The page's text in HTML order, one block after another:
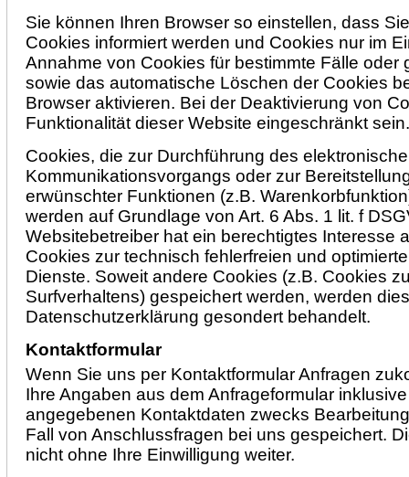
Sie können Ihren Browser so einstellen, dass
Cookies informiert werden und Cookies nur im
Annahme von Cookies für bestimmte Fälle oder
sowie das automatische Löschen der Cookies
Browser aktivieren. Bei der Deaktivierung von
Funktionalität dieser Website eingeschränkt sein.
Cookies, die zur Durchführung des
Kommunikationsvorgangs oder zur
erwünschter Funktionen (z.B.
werden auf Grundlage von Art. 6 Abs. 1 lit. f
Websitebetreiber hat ein berechtigtes Interesse
Cookies zur technisch fehlerfreien und
Dienste. Soweit andere Cookies (z.B. Cookies
Surfverhaltens) gespeichert werden, werden
Datenschutzerklärung gesondert behandelt.
Kontaktformular
Wenn Sie uns per Kontaktformular Anfragen
Ihre Angaben aus dem Anfrageformular
angegebenen Kontaktdaten zwecks
Fall von Anschlussfragen bei uns gespeichert.
nicht ohne Ihre Einwilligung weiter.